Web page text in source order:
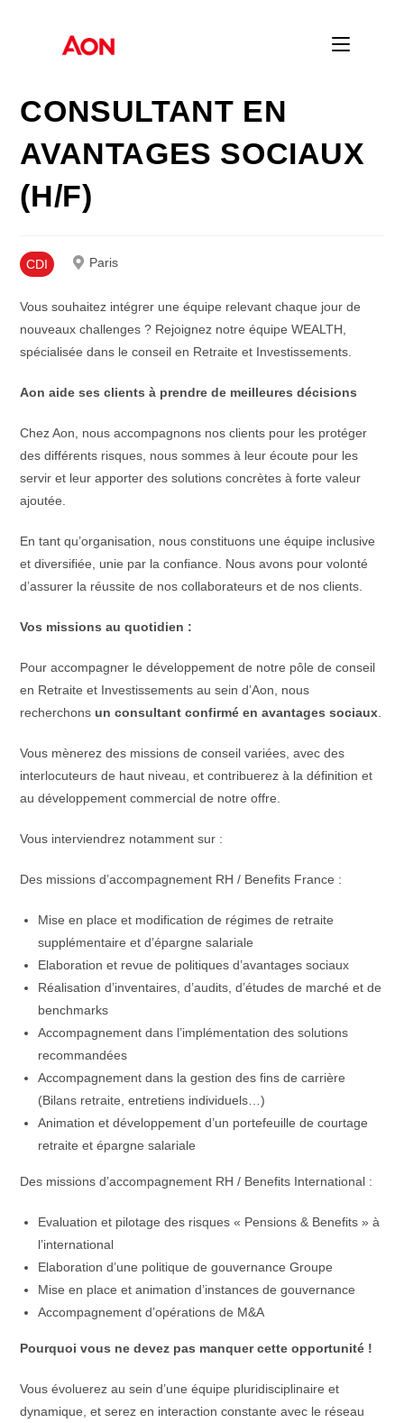
CONSULTANT EN
AVANTAGES SOCIAUX
(H/F)
CDI Paris
Vous souhaitez intégrer une équipe relevant chaque jour de
nouveaux challenges ? Rejoignez notre équipe WEALTH,
spécialisée dans le conseil en Retraite et Investissements.
Aon aide ses clients à prendre de meilleures décisions
Chez Aon, nous accompagnons nos clients pour les protéger
des différents risques, nous sommes à leur écoute pour les
servir et leur apporter des solutions concrètes à forte valeur
ajoutée.
En tant qu’organisation, nous constituons une équipe inclusive
et diversifiée, unie par la confiance. Nous avons pour volonté
d’assurer la réussite de nos collaborateurs et de nos clients.
Vos missions au quotidien :
Pour accompagner le développement de notre pôle de conseil
en Retraite et Investissements au sein d’Aon, nous
recherchons un consultant confirmé en avantages sociaux
Vous mènerez des missions de conseil variées, avec des
interlocuteurs de haut niveau, et contribuerez à la définition et
au développement commercial de notre offre.
Vous interviendrez notamment sur :
Des missions d’accompagnement RH / Benefits France :
Mise en place et modification de régimes de retraite
supplémentaire et d’épargne salariale
Elaboration et revue de politiques d’avantages sociaux
Réalisation d’inventaires, d’audits, d’études de marché et de
benchmarks
Accompagnement dans l’implémentation des solutions
recommandées
Accompagnement dans la gestion des fins de carrière
(Bilans retraite, entretiens individuels…)
Animation et développement d’un portefeuille de courtage
retraite et épargne salariale
Des missions d’accompagnement RH / Benefits International :
Evaluation et pilotage des risques « Pensions & Benefits » à
l’international
Elaboration d’une politique de gouvernance Groupe
Mise en place et animation d’instances de gouvernance
Accompagnement d’opérations de M&A
Pourquoi vous ne devez pas manquer cette opportunité !
Vous évoluerez au sein d’une équipe pluridisciplinaire et
dynamique, et serez en interaction constante avec le réseau